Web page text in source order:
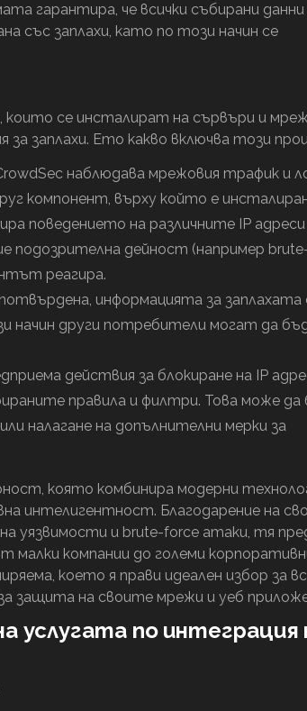
гарантира, че всички събирани данни
със заплахи, като по този начин се
които се инсталират на сървъри и
заплахи. Ето какво включва този
наблюдава мрежовия трафик и
компонент, върху който е
поведението на различните IP адреси
дейност (например
реагира.
информацията за заплахата
начин други потребители могат да
действия за блокиране на IP
правила и филтри. Това може да
налагане на допълнителни мерки за
която комбинира модерни
интелигентност. Благодарение на
уязвимости и brute-force атаки, тя
компании до големи
което я прави идеален избор за
защита на своите мрежи и уеб
услугата по интеграция